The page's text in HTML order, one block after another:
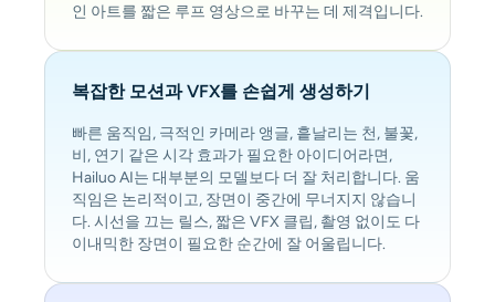
인 아트를 짧은 루프 영상으로 바꾸는 데 제격입니다.
복잡한 모션과 VFX를 손쉽게 생성하기
빠른 움직임, 극적인 카메라 앵글, 흩날리는 천, 불꽃,
비, 연기 같은 시각 효과가 필요한 아이디어라면,
Hailuo AI는 대부분의 모델보다 더 잘 처리합니다. 움
직임은 논리적이고, 장면이 중간에 무너지지 않습니
다. 시선을 끄는 릴스, 짧은 VFX 클립, 촬영 없이도 다
이내믹한 장면이 필요한 순간에 잘 어울립니다.